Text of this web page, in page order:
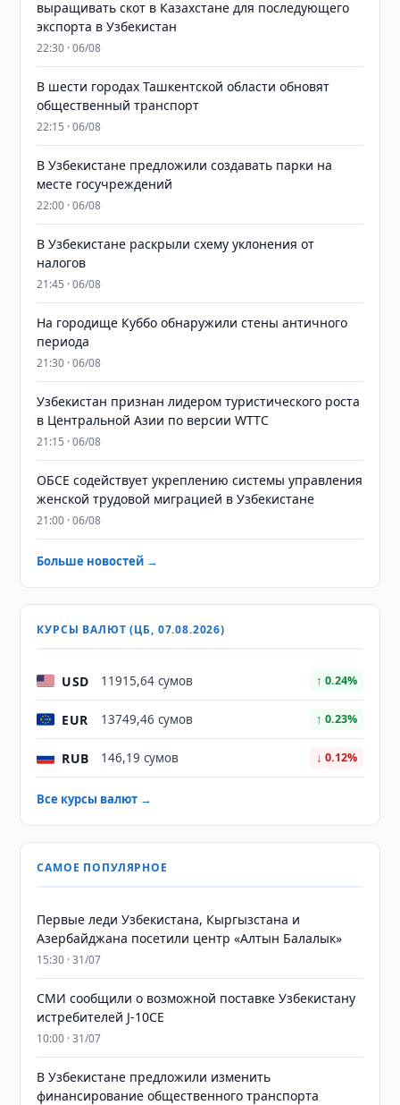
выращивать скот в Казахстане для последующего
экспорта в Узбекистан
22:30 · 06/08
В шести городах Ташкентской области обновят
общественный транспорт
22:15 · 06/08
В Узбекистане предложили создавать парки на
месте госучреждений
22:00 · 06/08
В Узбекистане раскрыли схему уклонения от
налогов
21:45 · 06/08
На городище Куббо обнаружили стены античного
периода
21:30 · 06/08
Узбекистан признан лидером туристического роста
в Центральной Азии по версии WTTC
21:15 · 06/08
ОБСЕ содействует укреплению системы управления
женской трудовой миграцией в Узбекистане
21:00 · 06/08
Больше новостей →
КУРСЫ ВАЛЮТ (ЦБ, 07.08.2026)
USD 11915,64 сумов ↑ 0.24%
EUR 13749,46 сумов ↑ 0.23%
RUB 146,19 сумов ↓ 0.12%
Все курсы валют →
САМОЕ ПОПУЛЯРНОЕ
Первые леди Узбекистана, Кыргызстана и
Азербайджана посетили центр «Алтын Балалык»
15:30 · 31/07
СМИ сообщили о возможной поставке Узбекистану
истребителей J-10CE
10:00 · 31/07
В Узбекистане предложили изменить
финансирование общественного транспорта